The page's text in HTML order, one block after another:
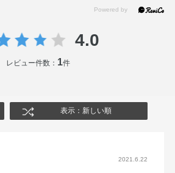
スコルビン酸・オリーブ果実油・トコ
溶性コラーゲン・BG・BHT・アモジ
クワラン・トリ（パーム油脂肪酸／
ドロゲンジメチコン・パラフィン・
テアリン酸／ステアリン酸／ロジン
シチン・窒化ホウ素・フェノキシエ
4.0
レビュー件数： 1件
表示：新しい順
2021.6.22